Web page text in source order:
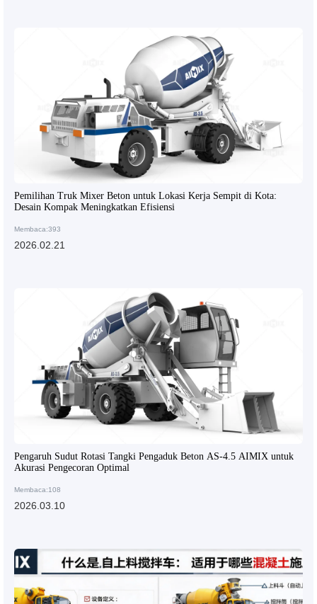
Pemilihan Truk Mixer Beton untuk Lokasi Kerja Sempit di Kota:
Desain Kompak Meningkatkan Efisiensi
Membaca:393
2026.02.21
Pengaruh Sudut Rotasi Tangki Pengaduk Beton AS-4.5 AIMIX untuk
Akurasi Pengecoran Optimal
Membaca:108
2026.03.10